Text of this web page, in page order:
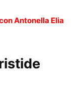
Antonella Elia